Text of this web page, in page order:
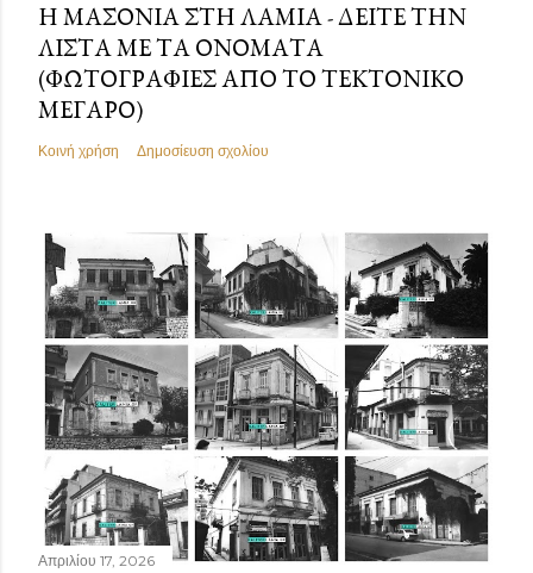
Η ΜΑΣΟΝΊΑ ΣΤΗ ΛΑΜΊΑ - ΔΕΊΤΕ ΤΗΝ
ΛΊΣΤΑ ΜΕ ΤΑ ΟΝΌΜΑΤΑ
(ΦΩΤΟΓΡΑΦΊΕΣ ΑΠΌ ΤΟ ΤΕΚΤΟΝΙΚΌ
ΜΈΓΑΡΟ)
Κοινή χρήση Δημοσίευση σχολίου
Απριλίου 17, 2026